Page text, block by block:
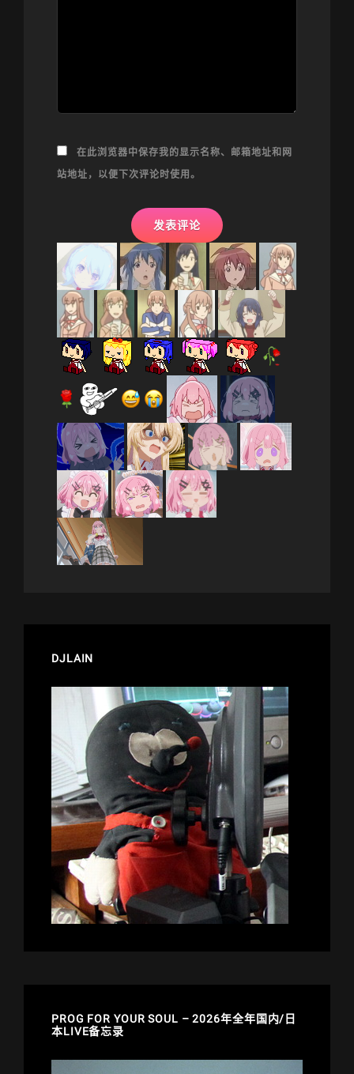
在此浏览器中保存我的显示名称、邮箱地址和网
站地址，以便下次评论时使用。
DJLAIN
PROG FOR YOUR SOUL – 2026年全年国内/日
本LIVE备忘录